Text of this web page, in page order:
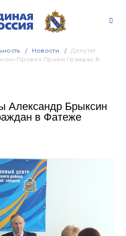
Новости
Депутат
Провел Прием Граждан В
Александр Брыксин
в Фатеже